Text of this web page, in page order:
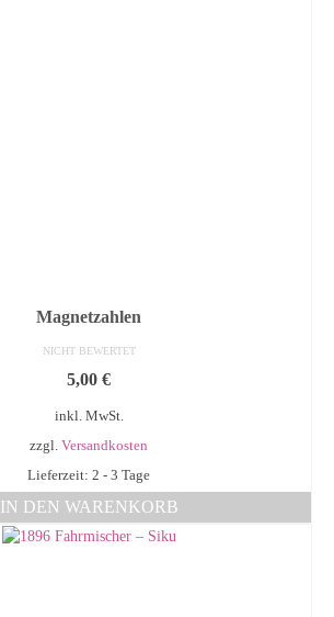
Magnetzahlen
NICHT BEWERTET
5,00 €
inkl. MwSt.
zzgl. Versandkosten
Lieferzeit: 2 - 3 Tage
IN DEN WARENKORB